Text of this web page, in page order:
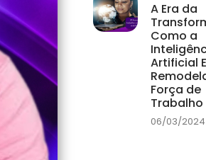
A Era da
Como a
Artificial
Força de
Trabalho
06/03/2024